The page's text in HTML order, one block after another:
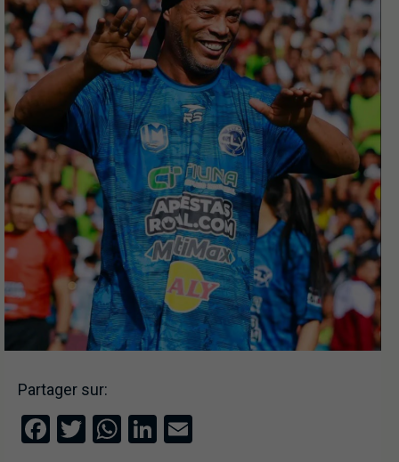
Partager sur:
Facebook
Twitter
WhatsApp
LinkedIn